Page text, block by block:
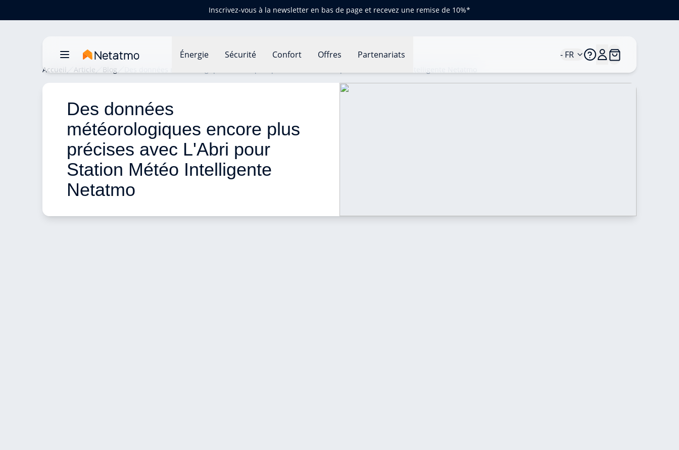
Inscrivez-vous à la newsletter en bas de page et recevez une remise de 10%*
Énergie Sécurité Confort Offres Partenariats - FR
Accueil Article Blog
Des données
météorologiques encore plus
précises avec L'Abri pour
Station Météo Intelligente
Netatmo